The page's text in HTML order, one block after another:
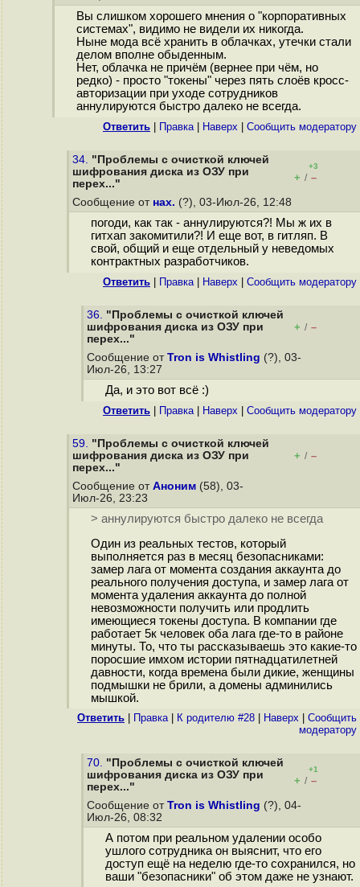
Вы слишком хорошего мнения о "корпоративных
системах", видимо не видели их никогда.
Ныне мода всё хранить в облачках, утечки стали
делом вполне обыденным.
Нет, облачка не причём (вернее при чём, но
редко) - просто "токены" через пять слоёв кросс-
авторизации при уходе сотрудников
аннулируются быстро далеко не всегда.
Ответить Правка| Наверх Cообщить модератору
34. "Проблемы с очисткой ключей
шифрования диска из ОЗУ при
перех..."
+3
+ / –
Сообщение от нах. (?), 03-Июл-26, 12:48
погоди, как так - аннулируются?! Мы ж их в
гитхап закомитили?! И еще вот, в гитляп. В
свой, общий и еще отдельный у неведомых
контрактных разработчиков.
Ответить Правка| Наверх Cообщить модератору
36. "Проблемы с очисткой ключей
шифрования диска из ОЗУ при
перех..."
+ / –
Сообщение от Tron is Whistling (?), 03-
Июл-26, 13:27
Да, и это вот всё :)
Ответить Правка| Наверх Cообщить модератору
59. "Проблемы с очисткой ключей
шифрования диска из ОЗУ при
перех..."
+ / –
Сообщение от Аноним (58), 03-
Июл-26, 23:23
> аннулируются быстро далеко не всегда
Один из реальных тестов, который
выполняется раз в месяц безопасниками:
замер лага от момента создания аккаунта до
реального получения доступа, и замер лага от
момента удаления аккаунта до полной
невозможности получить или продлить
имеющиеся токены доступа. В компании где
работает 5к человек оба лага где-то в районе
минуты. То, что ты рассказываешь это какие-то
поросшие имхом истории пятнадцатилетней
давности, когда времена были дикие, женщины
подмышки не брили, а домены админились
мышкой.
Ответить Правка| К родителю #28 Наверх
Cообщить
модератору
70. "Проблемы с очисткой ключей
шифрования диска из ОЗУ при
перех..."
+1
+ / –
Сообщение от Tron is Whistling (?), 04-
Июл-26, 08:32
А потом при реальном удалении особо
ушлого сотрудника он выяснит, что его
доступ ещё на неделю где-то сохранился, но
ваши "безопасники" об этом даже не узнают.